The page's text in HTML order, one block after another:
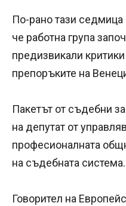
По-рано тази
че работна група
предизвикали
препоръките на
Пакетът от съдебни
на депутат от
професионалната
на съдебната система.
Говорител на